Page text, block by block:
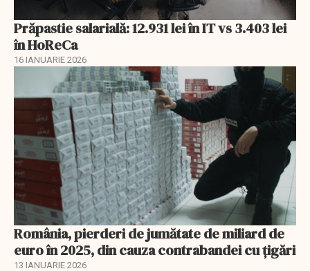
Prăpastie salarială: 12.931 lei în IT vs 3.403 lei
în HoReCa
16 IANUARIE 2026
România, pierderi de jumătate de miliard de
euro în 2025, din cauza contrabandei cu ţigări
13 IANUARIE 2026